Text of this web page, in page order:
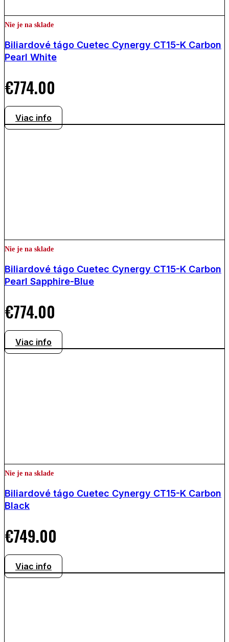
Nie je na sklade
Biliardové tágo Cuetec Cynergy CT15-K Carbon
Pearl White
€774.00
Viac info
Nie je na sklade
Biliardové tágo Cuetec Cynergy CT15-K Carbon
Pearl Sapphire-Blue
€774.00
Viac info
Nie je na sklade
Biliardové tágo Cuetec Cynergy CT15-K Carbon
Black
€749.00
Viac info